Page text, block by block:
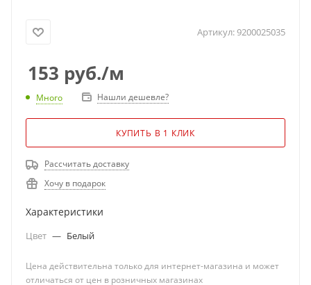
Артикул:9200025035
153 руб./м
Много Нашли дешевле?
КУПИТЬ В 1 КЛИК
Рассчитать доставку
Хочу в подарок
Характеристики
Цвет — Белый
Цена действительна только для интернет-магазина и может
отличаться от цен в розничных магазинах